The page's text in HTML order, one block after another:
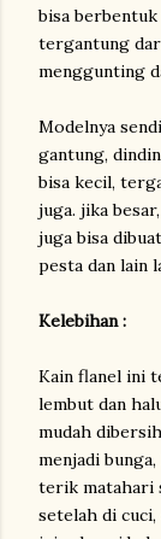
bisa
tergantung
menggunting
Modelnya
gantung,
bisa kecil,
juga. jika
juga bisa
pesta dan lain
Kelebihan :
Kain flanel ini
lembut dan
mudah
menjadi
terik matahari
setelah di